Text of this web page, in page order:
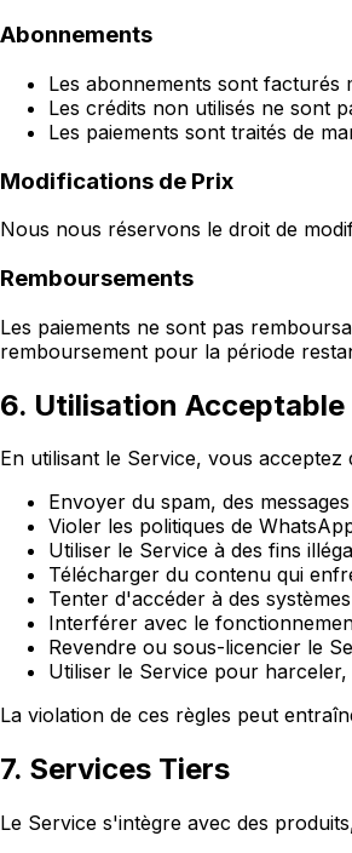
Abonnements
Les abonnements sont facturés
Les crédits non utilisés ne sont
Les paiements sont traités de
Modifications de Prix
Nous nous réservons le droit de
Remboursements
Les paiements ne sont pas
remboursement pour la période
6. Utilisation Acceptable
En utilisant le Service, vous acceptez
Envoyer du spam, des
Violer les politiques de
Utiliser le Service à des fins
Télécharger du contenu qui
Tenter d'accéder à des
Interférer avec le
Revendre ou sous-licencier le
Utiliser le Service pour
La violation de ces règles peut
7. Services Tiers
Le Service s'intègre avec des